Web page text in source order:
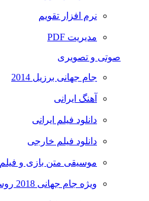
نرم افزار تقویم
مدیریت PDF
صوتی و تصویری
جام جهانی برزیل 2014
آهنگ ایرانی
دانلود فیلم ایرانی
دانلود فیلم خارجی
موسیقی متن بازی و فیلم
ویژه جام جهانی 2018 روسیه